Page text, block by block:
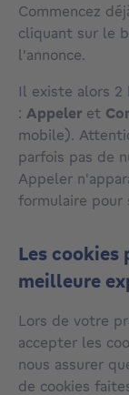
Commencez
cliquant sur le
l'annonce.
Il existe alors
: Appeler et
mobile).
parfois pas de
Appeler
formulaire
Les cookies
meilleure
Lors de votre
accepter les
nous assurer
de cookies